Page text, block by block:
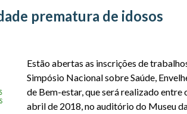
prematura de idosos
Estão abertas as inscrições de
Simpósio Nacional sobre Saúde,
de Bem-estar, que será realizado entre
abril de 2018, no auditório do Museu